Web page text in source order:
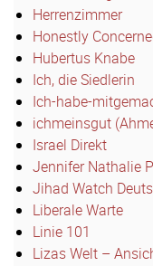
Herrenzimmer
Honestly
Hubertus Knabe
Ich, die Siedlerin
Ich-habe-
ichmeinsgut
Israel Direkt
Jennifer Nathalie
Jihad Watch
Liberale Warte
Linie 101
Lizas Welt –